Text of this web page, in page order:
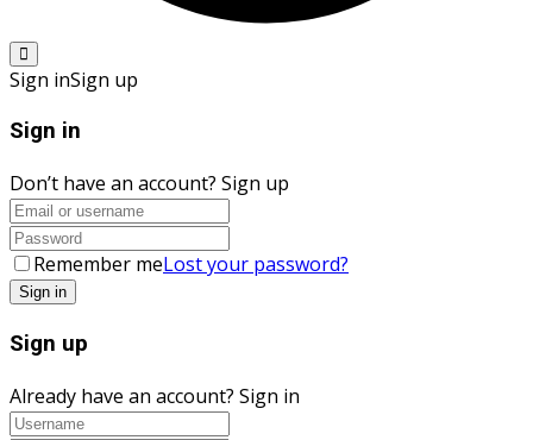
Sign inSign up
Sign in
Don’t have an account? Sign up
Remember meLost your password?
Sign up
Already have an account? Sign in